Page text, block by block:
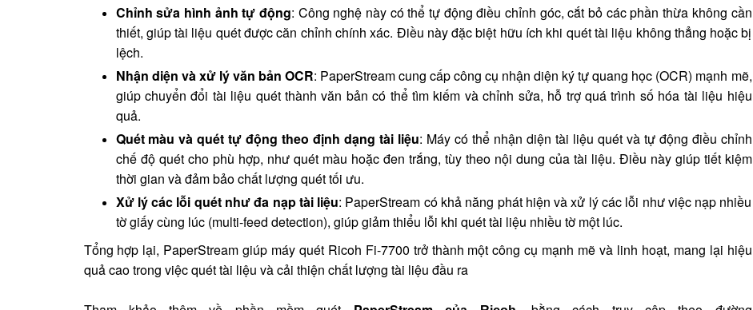
Chỉnh sửa hình ảnh tự động: Công nghệ này có thể tự động điều chỉnh góc, cắt bỏ các phần thừa không cần
thiết, giúp tài liệu quét được căn chỉnh chính xác. Điều này đặc biệt hữu ích khi quét tài liệu không thẳng hoặc bị
lệch.
Nhận diện và xử lý văn bản OCR: PaperStream cung cấp công cụ nhận diện ký tự quang học (OCR) mạnh mẽ,
giúp chuyển đổi tài liệu quét thành văn bản có thể tìm kiếm và chỉnh sửa, hỗ trợ quá trình số hóa tài liệu hiệu
quả.
Quét màu và quét tự động theo định dạng tài liệu: Máy có thể nhận diện tài liệu quét và tự động điều chỉnh
chế độ quét cho phù hợp, như quét màu hoặc đen trắng, tùy theo nội dung của tài liệu. Điều này giúp tiết kiệm
thời gian và đảm bảo chất lượng quét tối ưu.
Xử lý các lỗi quét như đa nạp tài liệu: PaperStream có khả năng phát hiện và xử lý các lỗi như việc nạp nhiều
tờ giấy cùng lúc (multi-feed detection), giúp giảm thiểu lỗi khi quét tài liệu nhiều tờ một lúc.
Tổng hợp lại, PaperStream giúp máy quét Ricoh Fi-7700 trở thành một công cụ mạnh mẽ và linh hoạt, mang lại hiệu
quả cao trong việc quét tài liệu và cải thiện chất lượng tài liệu đầu ra